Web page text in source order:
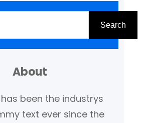
Search
About
been the industrys
text ever since the